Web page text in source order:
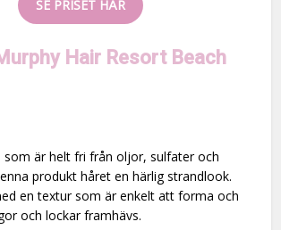
SE PRISET HÄR
Hair Resort Beach
som är helt fri från oljor, sulfater och
produkt håret en härlig strandlook.
en textur som är enkelt att forma och
och lockar framhävs.